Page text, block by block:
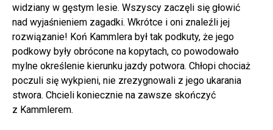
widziany w gęstym lesie. Wszyscy zaczęli się głowić
nad wyjaśnieniem zagadki. Wkrótce i oni znaleźli jej
rozwiązanie! Koń Kammlera był tak podkuty, że jego
podkowy były obrócone na kopytach, co powodowało
mylne określenie kierunku jazdy potwora. Chłopi chociaż
poczuli się wykpieni, nie zrezygnowali z jego ukarania
stwora. Chcieli koniecznie na zawsze skończyć
z Kammlerem.